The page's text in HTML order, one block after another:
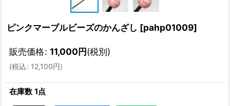
ピンクマーブルビーズのかんざし [pahp01009]
販売価格: 11,000円(税別)
(税込: 12,100円)
在庫数 1点